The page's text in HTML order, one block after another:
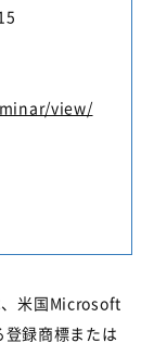
view/
米国Microsoft
録商標または